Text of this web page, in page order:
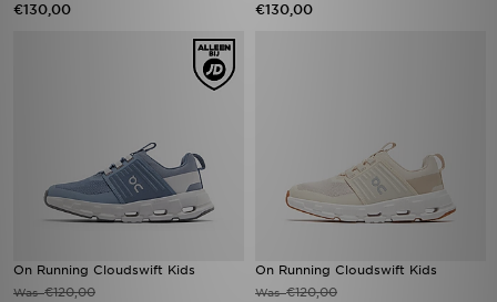
€130,00 €130,00
On Running Cloudswift Kids
Was€120,00
On Running Cloudswift Kids
Was€120,00